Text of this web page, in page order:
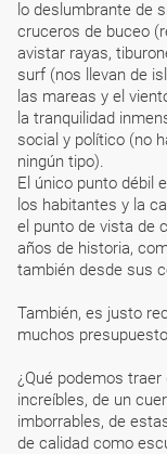
lo deslumbrante de
cruceros de buceo
avistar rayas,
surf (nos llevan de
las mareas y el
la tranquilidad
social y político (no
ningún tipo).
El único punto débil
los habitantes y la
el punto de vista de
años de historia,
también desde sus
También, es justo
muchos
¿Qué podemos traer
increíbles, de un
imborrables, de
de calidad como